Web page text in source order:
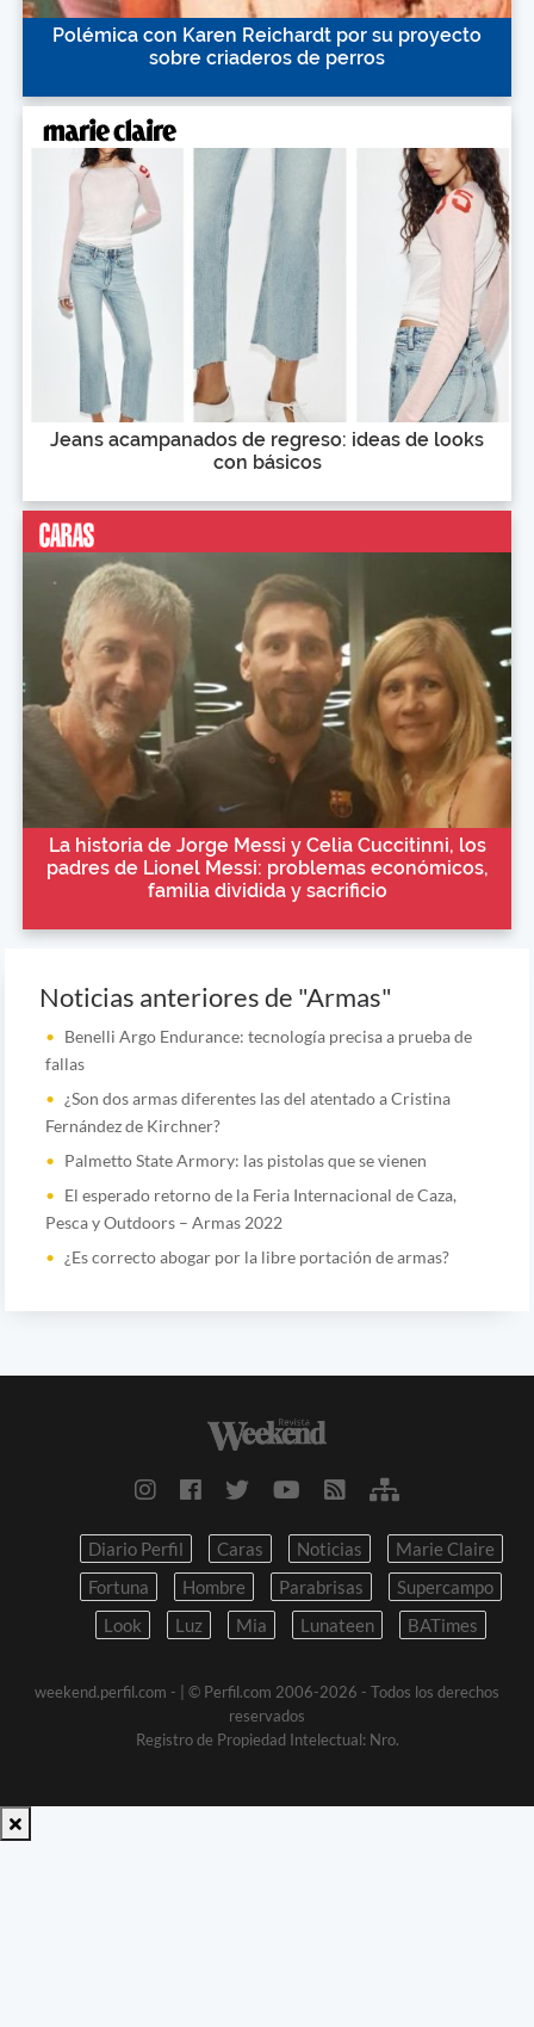
Polémica con Karen Reichardt por su proyecto
sobre criaderos de perros
Jeans acampanados de regreso: ideas de looks
con básicos
La historia de Jorge Messi y Celia Cuccitinni, los
padres de Lionel Messi: problemas económicos,
familia dividida y sacrificio
Noticias anteriores de "Armas"
Benelli Argo Endurance: tecnología precisa a prueba de
fallas
¿Son dos armas diferentes las del atentado a Cristina
Fernández de Kirchner?
Palmetto State Armory: las pistolas que se vienen
El esperado retorno de la Feria Internacional de Caza,
Pesca y Outdoors – Armas 2022
¿Es correcto abogar por la libre portación de armas?
Diario Perfil Caras Noticias
Marie Claire
Fortuna
Hombre Parabrisas
Supercampo
Look
Luz Mia Lunateen BATimes
weekend.perfil.com -
| © Perfil.com 2006-2026 - Todos los derechos
reservados
Registro de Propiedad Intelectual: Nro.